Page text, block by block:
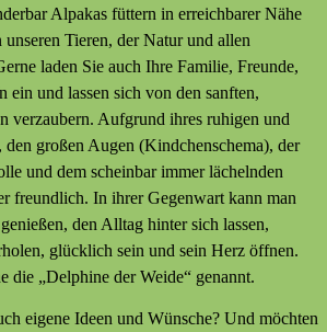
Alpakas füttern in erreichbarer Nähe
Tieren, der Natur und allen
laden Sie auch Ihre Familie, Freunde,
ein und lassen sich von den sanften,
verzaubern. Aufgrund ihres ruhigen und
großen Augen (Kindchenschema), der
und dem scheinbar immer lächelnden
freundlich. In ihrer Gegenwart kann man
den Alltag hinter sich lassen,
glücklich sein und sein Herz öffnen.
die „Delphine der Weide“ genannt.
eigene Ideen und Wünsche? Und möchten